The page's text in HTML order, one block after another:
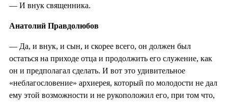
— И внук священника.
Анатолий Правдолюбов
— Да, и внук, и сын, и скорее всего, он должен был
остаться на приходе отца и продолжить его служение, как
он и предполагал сделать. И вот это удивительное
«неблагословение» архиерея, который по молодости не дал
ему этой возможности и не рукоположил его, при том что,